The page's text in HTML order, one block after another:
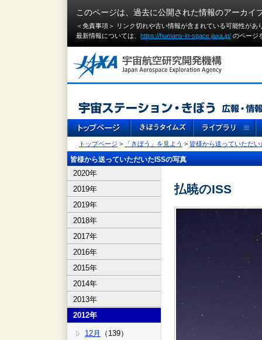
このページは、過去に公開された情報のアーカイ
＜免責事項＞ リンク切れや古い情報が含まれている可能性が
最新情報については、 https://humans-in-space.jaxa.jp/ のページ
トップページ > 「きぼう」を見よう > 皆様から送っていただい
皆様から送っていただいたISSの写真
2020年
2019年
2019年
2018年
2017年
2016年
2015年
2014年
2013年
2012年
12月
（139）
払暁のISS